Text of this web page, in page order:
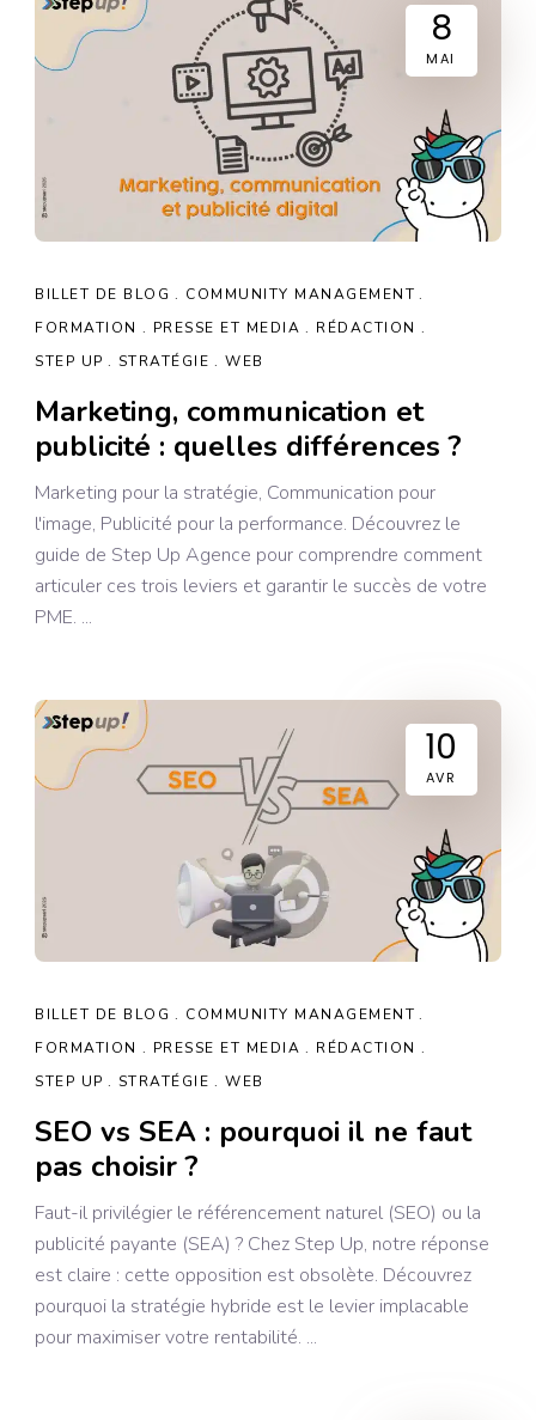
8
MAI
BILLET DE BLOG
COMMUNITY MANAGEMENT
FORMATION
PRESSE ET MEDIA
RÉDACTION
STEP UP
STRATÉGIE WEB
Marketing, communication et
publicité : quelles différences ?
Marketing pour la stratégie, Communication pour
l'image, Publicité pour la performance. Découvrez le
guide de Step Up Agence pour comprendre comment
articuler ces trois leviers et garantir le succès de votre
PME.
10
AVR
BILLET DE BLOG
COMMUNITY MANAGEMENT
FORMATION
PRESSE ET MEDIA
RÉDACTION
STEP UP
STRATÉGIE WEB
SEO vs SEA : pourquoi il ne faut
pas choisir ?
Faut-il privilégier le référencement naturel (SEO) ou la
publicité payante (SEA) ? Chez Step Up, notre réponse
est claire : cette opposition est obsolète. Découvrez
pourquoi la stratégie hybride est le levier implacable
pour maximiser votre rentabilité.